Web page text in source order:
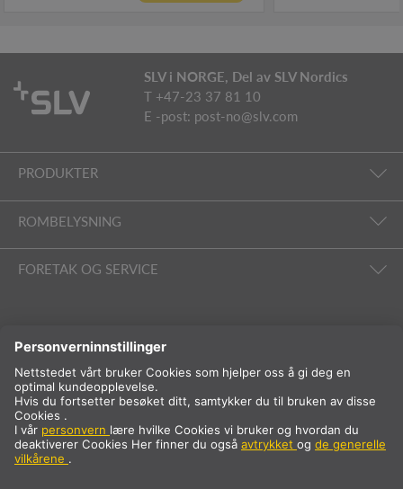
SLV i NORGE, Del av SLV Nordics
T +47-23 37 81 10
E -post: post-no@slv.com
PRODUKTER
ROMBELYSNING
FORETAK OG SERVICE
Internasjonalt